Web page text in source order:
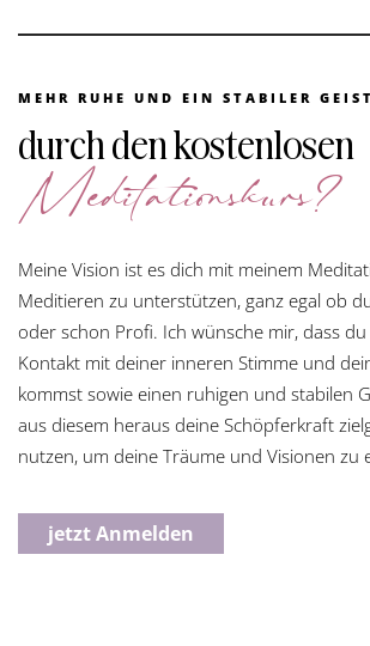
MEHR RUHE UND EIN STABILER GEIST
durch den kostenlosen
Meditationskurs?
Meine Vision ist es dich mit meinem
Meditieren zu unterstützen, ganz egal ob
oder schon Profi. Ich wünsche mir, dass
Kontakt mit deiner inneren Stimme und
kommst sowie einen ruhigen und stabilen
aus diesem heraus deine Schöpferkraft
nutzen, um deine Träume und Visionen zu
jetzt Anmelden